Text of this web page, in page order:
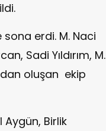
erdi. M. Naci
Sadi Yıldırım, M.
oluşan ekip
Aygün, Birlik